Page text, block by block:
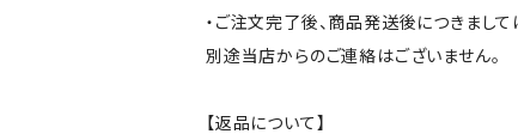
・ご注文完了後、商品発送後につきまし
別途当店からのご連絡はございません。
【返品について】